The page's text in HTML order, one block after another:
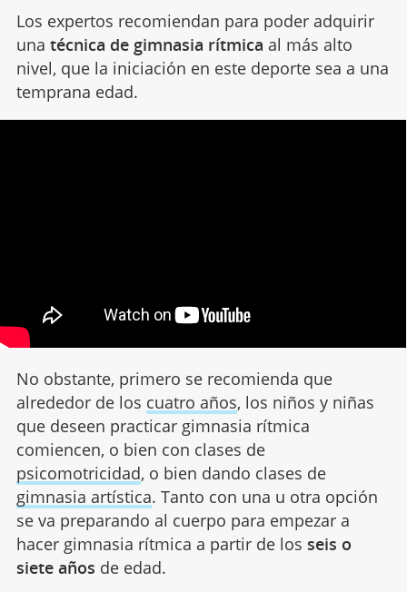
Los expertos recomiendan para poder adquirir
una técnica de gimnasia rítmica al más alto
nivel, que la iniciación en este deporte sea a una
temprana edad.
No obstante, primero se recomienda que
alrededor de los cuatro años, los niños y niñas
que deseen practicar gimnasia rítmica
comiencen, o bien con clases de
psicomotricidad, o bien dando clases de
gimnasia artística. Tanto con una u otra opción
se va preparando al cuerpo para empezar a
hacer gimnasia rítmica a partir de los seis o
siete años de edad.